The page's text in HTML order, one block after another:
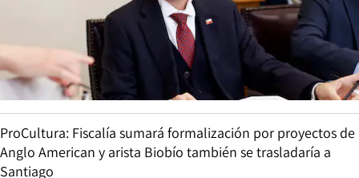
ProCultura: Fiscalía sumará formalización por proyectos de
Anglo American y arista Biobío también se trasladaría a
Santiago